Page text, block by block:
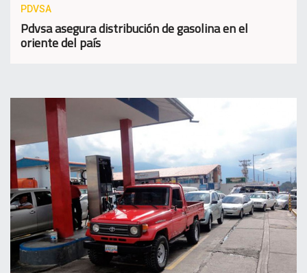
PDVSA
Pdvsa asegura distribución de gasolina en el
oriente del país